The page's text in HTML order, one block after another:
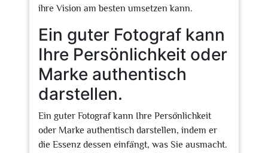
ihre Vision am besten umsetzen kann.
Ein guter Fotograf kann
Ihre Persönlichkeit oder
Marke authentisch
darstellen.
Ein guter Fotograf kann Ihre Persönlichkeit
oder Marke authentisch darstellen, indem er
die Essenz dessen einfängt, was Sie ausmacht.